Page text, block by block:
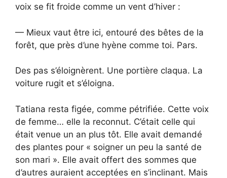
voix se fit froide comme un vent d’hiver :
— Mieux vaut être ici, entouré des bêtes de la
forêt, que près d’une hyène comme toi. Pars.
Des pas s’éloignèrent. Une portière claqua. La
voiture rugit et s’éloigna.
Tatiana resta figée, comme pétrifiée. Cette voix
de femme… elle la reconnut. C’était celle qui
était venue un an plus tôt. Elle avait demandé
des plantes pour « soigner un peu la santé de
son mari ». Elle avait offert des sommes que
d’autres auraient acceptées en s’inclinant. Mais